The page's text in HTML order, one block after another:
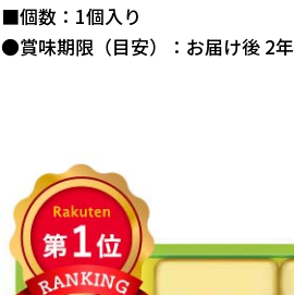
■個数：1個入り
●賞味期限（目安）：お届け後 2